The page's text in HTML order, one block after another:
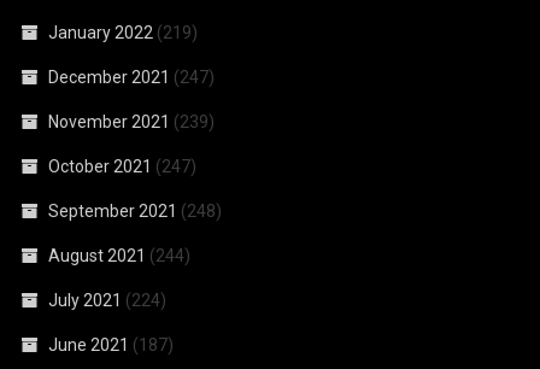
January 2022 (219)
December 2021 (247)
November 2021 (239)
October 2021 (247)
September 2021 (248)
August 2021 (244)
July 2021 (224)
June 2021 (187)